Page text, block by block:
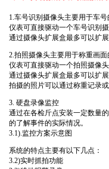
1.车号识别摄像头主要用于车
仪表可直接驱动一个车号识别
通过摄像头扩展盒最多可以扩
2.拍照摄像头主要用于称重画面
仪表可直接驱动一个拍照摄像头
通过摄像头扩展盒最多可以扩
拍摄的照片可以通过称重记录
3. 硬盘录像监控
通过在各检斤点安装一定数量
的了解事件的实际情况。
3.1).监控方案示意图
系统的特点主要有以下几点：
3.2)实时抓拍功能